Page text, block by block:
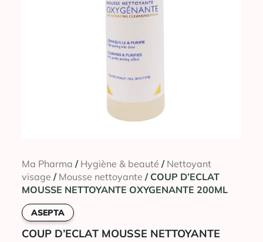
Ma Pharma / Hygiène & beauté / Nettoyant
visage / Mousse nettoyante / COUP D’ECLAT
MOUSSE NETTOYANTE OXYGENANTE 200ML
ASEPTA
COUP D’ECLAT MOUSSE NETTOYANTE